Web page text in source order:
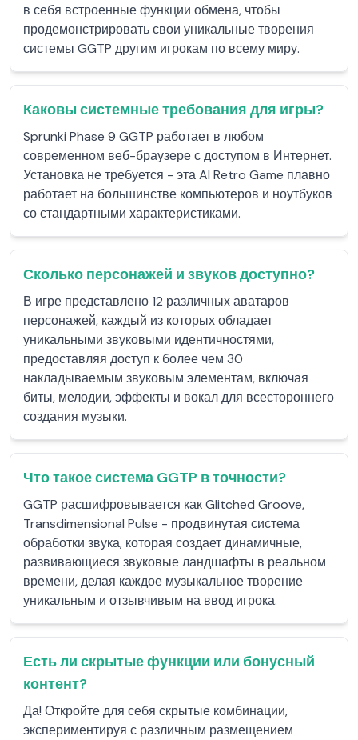
в себя встроенные функции обмена, чтобы
продемонстрировать свои уникальные творения
системы GGTP другим игрокам по всему миру.
Каковы системные требования для игры?
Sprunki Phase 9 GGTP работает в любом
современном веб-браузере с доступом в Интернет.
Установка не требуется - эта AI Retro Game плавно
работает на большинстве компьютеров и ноутбуков
со стандартными характеристиками.
Сколько персонажей и звуков доступно?
В игре представлено 12 различных аватаров
персонажей, каждый из которых обладает
уникальными звуковыми идентичностями,
предоставляя доступ к более чем 30
накладываемым звуковым элементам, включая
биты, мелодии, эффекты и вокал для всестороннего
создания музыки.
Что такое система GGTP в точности?
GGTP расшифровывается как Glitched Groove,
Transdimensional Pulse - продвинутая система
обработки звука, которая создает динамичные,
развивающиеся звуковые ландшафты в реальном
времени, делая каждое музыкальное творение
уникальным и отзывчивым на ввод игрока.
Есть ли скрытые функции или бонусный
контент?
Да! Откройте для себя скрытые комбинации,
экспериментируя с различным размещением